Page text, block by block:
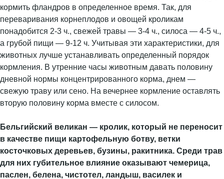
кормить фландров в определенное время. Так, для
переваривания корнеплодов и овощей кроликам
понадобится 2-3 ч., свежей травы — 3-4 ч., силоса — 4-5 ч.,
а грубой пищи — 9-12 ч. Учитывая эти характеристики, для
животных лучше устанавливать определенный порядок
кормления. В утренние часы животным давать половину
дневной нормы концентрированного корма, днем —
свежую траву или сено. На вечернее кормление оставлять
вторую половину корма вместе с силосом.
Бельгийский великан — кролик, который не переносит
в качестве пищи картофельную ботву, ветки
косточковых деревьев, бузины, ракитника. Среди трав
для них губительное влияние оказывают чемерица,
паслен, белена, чистотел, ландыш, василек и